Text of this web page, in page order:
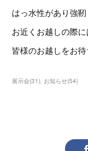
はっ水性があり強靭
お近くお越しの際
皆様のお越しをお待
展示会(31) お知らせ(54)